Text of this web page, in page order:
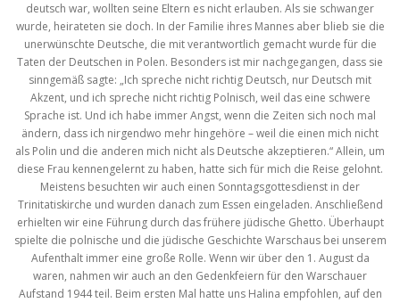
deutsch war, wollten seine Eltern es nicht erlauben. Als sie schwanger
wurde, heirateten sie doch. In der Familie ihres Mannes aber blieb sie die
unerwünschte Deutsche, die mit verantwortlich gemacht wurde für die
Taten der Deutschen in Polen. Besonders ist mir nachgegangen, dass sie
sinngemäß sagte: „Ich spreche nicht richtig Deutsch, nur Deutsch mit
Akzent, und ich spreche nicht richtig Polnisch, weil das eine schwere
Sprache ist. Und ich habe immer Angst, wenn die Zeiten sich noch mal
ändern, dass ich nirgendwo mehr hingehöre – weil die einen mich nicht
als Polin und die anderen mich nicht als Deutsche akzeptieren.“ Allein, um
diese Frau kennengelernt zu haben, hatte sich für mich die Reise gelohnt.
Meistens besuchten wir auch einen Sonntagsgottesdienst in der
Trinitatiskirche und wurden danach zum Essen eingeladen. Anschließend
erhielten wir eine Führung durch das frühere jüdische Ghetto. Überhaupt
spielte die polnische und die jüdische Geschichte Warschaus bei unserem
Aufenthalt immer eine große Rolle. Wenn wir über den 1. August da
waren, nahmen wir auch an den Gedenkfeiern für den Warschauer
Aufstand 1944 teil. Beim ersten Mal hatte uns Halina empfohlen, auf den